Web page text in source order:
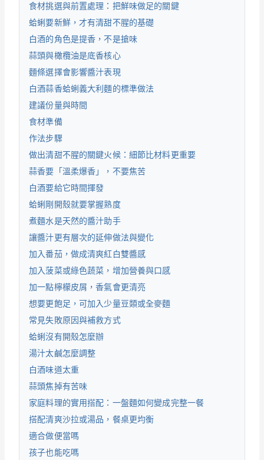
食材挑選與前置處理：把鮮味做足的關鍵
蛤蜊要新鮮，才有清甜不腥的基礎
白酒的角色是提香，不是搶味
蒜頭與橄欖油是底香核心
麵條選擇會影響醬汁表現
白酒蒜香蛤蜊義大利麵的標準做法
建議份量與時間
食材準備
作法步驟
做出清甜不腥的關鍵火候：細節比材料更重要
蒜香要「溫柔爆香」，不要焦苦
白酒要給它時間揮發
蛤蜊剛開殼就要掌握熟度
煮麵水是天然的醬汁助手
讓醬汁更有層次的延伸做法與變化
加入番茄，做成清爽紅白雙醬感
加入菠菜或綠色蔬菜，增加營養與口感
加一點檸檬皮屑，香氣會更清亮
想要更飽足，可加入少量豆類或全麥麵
常見失敗原因與補救方式
蛤蜊沒有開殼怎麼辦
湯汁太鹹怎麼調整
白酒味道太重
蒜頭焦掉有苦味
家庭料理的實用搭配：一盤麵如何變成完整一餐
搭配清爽沙拉或湯品，餐桌更均衡
適合做便當嗎
孩子也能吃嗎